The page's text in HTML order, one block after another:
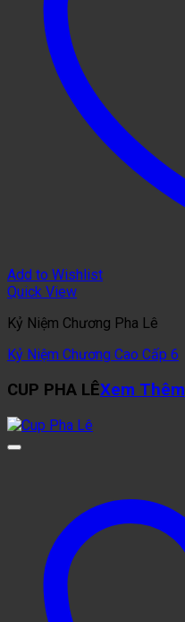
Add to Wishlist
Quick View
Kỷ Niệm Chương Pha Lê
Kỷ Niệm Chương Cao Cấp 6
CUP PHA LÊXem Thêm